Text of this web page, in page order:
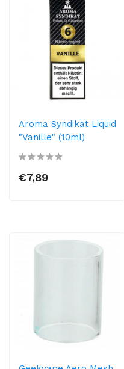
Aroma Syndikat Liquid
"Vanille" (10ml)
€7,89